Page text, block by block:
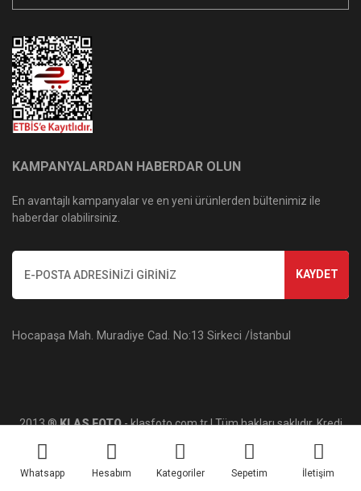
Whatsapp Hesabım Kategoriler Sepetim İletişim
KAMPANYALARDAN HABERDAR OLUN
En avantajlı kampanyalar ve en yeni ürünlerden bültenimiz ile
haberdar olabilirsiniz.
KAYDET
Hocapaşa Mah. Muradiye Cad. No:13 Sirkeci /İstanbul
2013 ®KLAS FOTO- klasfoto.com.tr | Tüm hakları saklıdır. Kredi